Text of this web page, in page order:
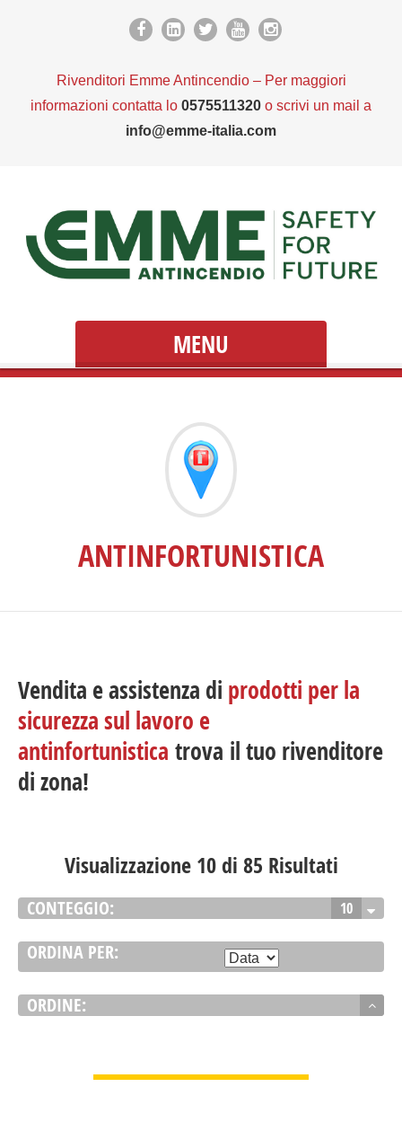
Rivenditori Emme Antincendio – Per maggiori
informazioni contatta lo 0575511320 o scrivi un mail a
info@emme-italia.com
MENU
ANTINFORTUNISTICA
Vendita e assistenza di prodotti per la
sicurezza sul lavoro e
antinfortunistica trova il tuo rivenditore
di zona!
Visualizzazione 10 di 85 Risultati
CONTEGGIO: 10
ORDINA PER:
ORDINE: